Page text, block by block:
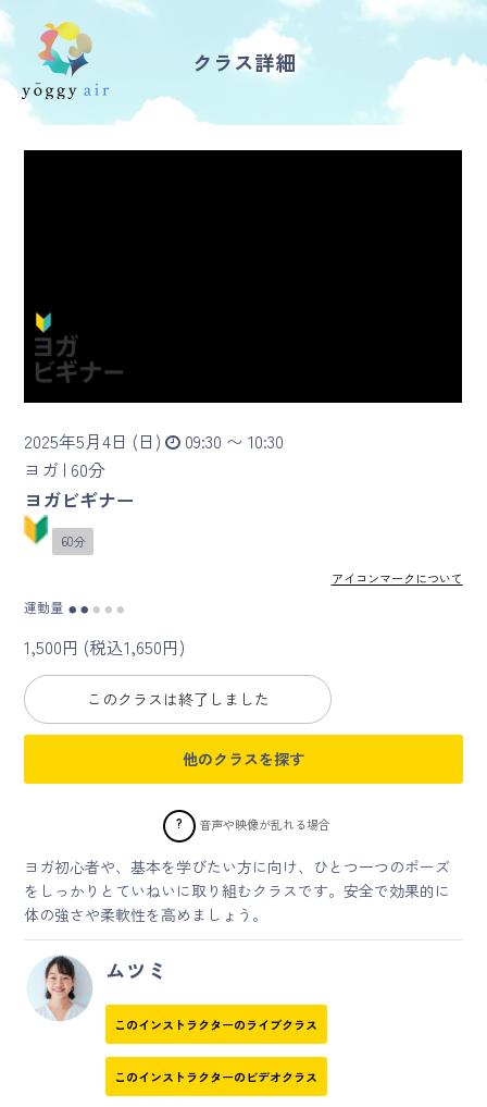
受講の流れ
yoggy store
yoggy magazine
yoggy mommy
マイページ
会員規約について
クラス参加にあたっての同意書
特定商取引にかかわる表示
プライバシーポリシー
クラス詳細
2025年5月4日 (日)
09:30 〜 10:30
ヨガ | 60分
ヨガビギナー
60分
アイコンマークについて
運動量 ● ● ● ● ●
1,500円 (税込1,650円)
このクラスは終了しました
他のクラスを探す
? 音声や映像が乱れる場合
ヨガ初心者や、基本を学びたい方に向け、ひとつ一つのポーズ
をしっかりとていねいに取り組むクラスです。安全で効果的に
体の強さや柔軟性を高めましょう。
ムツミ
このインストラクターのライブクラス
このインストラクターのビデオクラス